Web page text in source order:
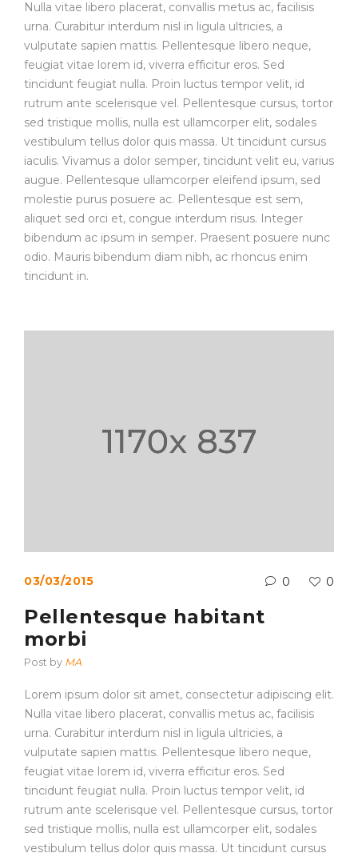
Nulla vitae libero placerat, convallis metus ac, facilisis
urna. Curabitur interdum nisl in ligula ultricies, a
vulputate sapien mattis. Pellentesque libero neque,
feugiat vitae lorem id, viverra efficitur eros. Sed
tincidunt feugiat nulla. Proin luctus tempor velit, id
rutrum ante scelerisque vel. Pellentesque cursus, tortor
sed tristique mollis, nulla est ullamcorper elit, sodales
vestibulum tellus dolor quis massa. Ut tincidunt cursus
iaculis. Vivamus a dolor semper, tincidunt velit eu, varius
augue. Pellentesque ullamcorper eleifend ipsum, sed
molestie purus posuere ac. Pellentesque est sem,
aliquet sed orci et, congue interdum risus. Integer
bibendum ac ipsum in semper. Praesent posuere nunc
odio. Mauris bibendum diam nibh, ac rhoncus enim
tincidunt in.
03/03/2015 0 0
Pellentesque habitant
morbi
Post by MA
Lorem ipsum dolor sit amet, consectetur adipiscing elit.
Nulla vitae libero placerat, convallis metus ac, facilisis
urna. Curabitur interdum nisl in ligula ultricies, a
vulputate sapien mattis. Pellentesque libero neque,
feugiat vitae lorem id, viverra efficitur eros. Sed
tincidunt feugiat nulla. Proin luctus tempor velit, id
rutrum ante scelerisque vel. Pellentesque cursus, tortor
sed tristique mollis, nulla est ullamcorper elit, sodales
vestibulum tellus dolor quis massa. Ut tincidunt cursus